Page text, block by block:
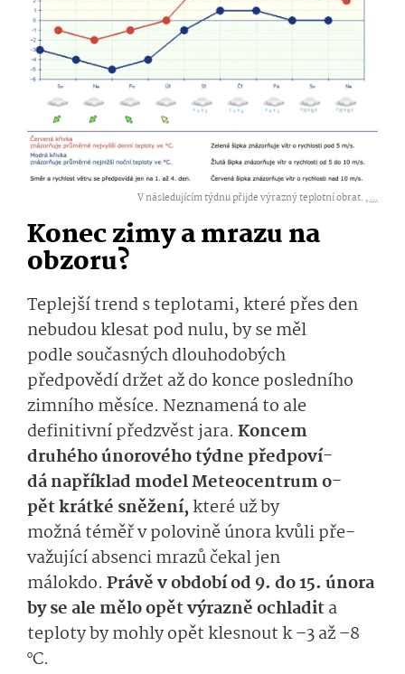
V následujícím týdnu přijde výrazný teplotní obrat. ,...
Konec zimy a mrazu na
obzoru?
Teplejší trends teplotami, které přes den
nebudou klesat pod nulu,by se měl
podlesoučasných dlouhodobých
předpovědí držet až do konceposledního
zimního měsíce. Neznamená to ale
definitivní předzvěst jara. Koncem
druhéhoúnorového týdne předpoví­
dánapříklad mo­delMeteocentrumo­
pětkrátké sně­žení,které už by
možnátéměřv po­lovině únorakvůlipře­
važující absencimrazů čekal jen
málokdo. Právě v období od 9. do 15. února
by se ale mělo opět výrazně ochladita
teploty by mohlyopět kles­nout k –3 až –8
°C.